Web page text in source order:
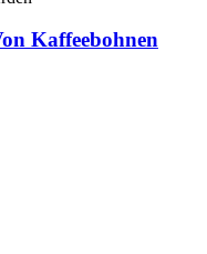
Kaffeebohnen